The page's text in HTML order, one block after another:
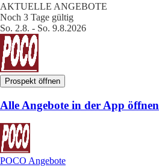
AKTUELLE ANGEBOTE
Noch 3 Tage gültig
So. 2.8. - So. 9.8.2026
Prospekt öffnen
Alle Angebote in der App öffnen
POCO Angebote